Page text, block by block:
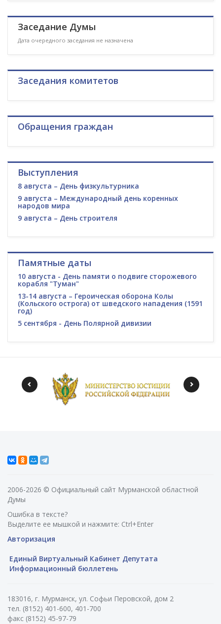
Заседание Думы
Дата очередного заседания не назначена
Заседания комитетов
Обращения граждан
Выступления
8 августа – День физкультурника
9 августа – Международный день коренных
народов мира
9 августа – День строителя
Памятные даты
10 августа - День памяти о подвиге сторожевого
корабля "Туман"
13-14 августа – Героическая оборона Колы
(Кольского острога) от шведского нападения (1591
год)
5 сентября - День Полярной дивизии
2006-2026 © Официальный сайт Мурманской областной
Думы
Ошибка в тексте?
Выделите ее мышкой и нажмите: Ctrl+Enter
Авторизация
Единый Виртуальный Кабинет Депутата
Информационный бюллетень
183016, г. Мурманск, ул. Софьи Перовской, дом 2
тел. (8152) 401-600, 401-700
факс (8152) 45-97-79